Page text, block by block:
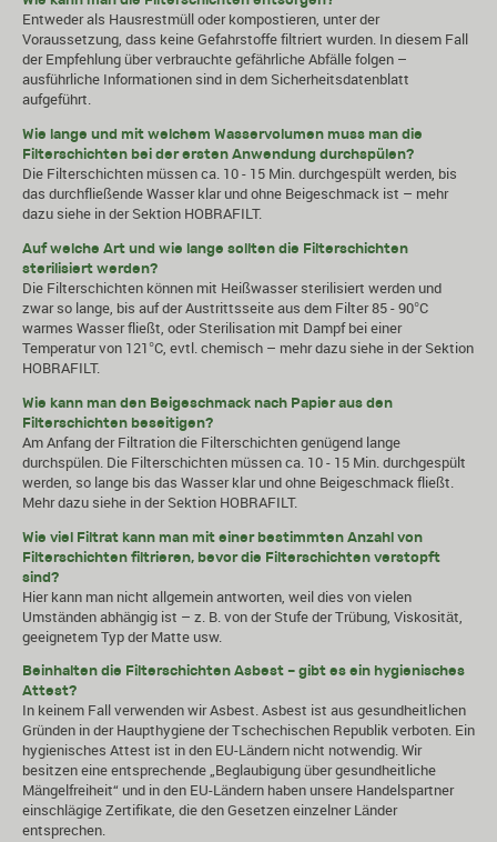
Entweder als Hausrestmüll oder kompostieren, unter der
Voraussetzung, dass keine Gefahrstoffe filtriert wurden. In diesem Fall
der Empfehlung über verbrauchte gefährliche Abfälle folgen –
ausführliche Informationen sind in dem Sicherheitsdatenblatt
aufgeführt.
Wie lange und mit welchem Wasservolumen muss man die
Filterschichten bei der ersten Anwendung durchspülen?
Die Filterschichten müssen ca. 10 - 15 Min. durchgespült werden, bis
das durchfließende Wasser klar und ohne Beigeschmack ist – mehr
dazu siehe in der Sektion HOBRAFILT.
Auf welche Art und wie lange sollten die Filterschichten
sterilisiert werden?
Die Filterschichten können mit Heißwasser sterilisiert werden und
zwar so lange, bis auf der Austrittsseite aus dem Filter 85 - 90°C
warmes Wasser fließt, oder Sterilisation mit Dampf bei einer
Temperatur von 121°C, evtl. chemisch – mehr dazu siehe in der Sektion
HOBRAFILT.
Wie kann man den Beigeschmack nach Papier aus den
Filterschichten beseitigen?
Am Anfang der Filtration die Filterschichten genügend lange
durchspülen. Die Filterschichten müssen ca. 10 - 15 Min. durchgespült
werden, so lange bis das Wasser klar und ohne Beigeschmack fließt.
Mehr dazu siehe in der Sektion HOBRAFILT.
Wie viel Filtrat kann man mit einer bestimmten Anzahl von
Filterschichten filtrieren, bevor die Filterschichten verstopft
sind?
Hier kann man nicht allgemein antworten, weil dies von vielen
Umständen abhängig ist – z. B. von der Stufe der Trübung, Viskosität,
geeignetem Typ der Matte usw.
Beinhalten die Filterschichten Asbest – gibt es ein hygienisches
Attest?
In keinem Fall verwenden wir Asbest. Asbest ist aus gesundheitlichen
Gründen in der Haupthygiene der Tschechischen Republik verboten. Ein
hygienisches Attest ist in den EU-Ländern nicht notwendig. Wir
besitzen eine entsprechende „Beglaubigung über gesundheitliche
Mängelfreiheit“ und in den EU-Ländern haben unsere Handelspartner
einschlägige Zertifikate, die den Gesetzen einzelner Länder
entsprechen.